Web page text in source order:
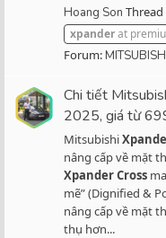
Hoang Son Thread
xpanderat
Forum:
Chi tiết
2025, giá từ
Mitsubishi
nâng cấp về mặt
XpanderCross
mẽ” (Dignified &
nâng cấp về mặt
thụ hơn...